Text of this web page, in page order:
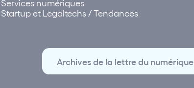
Services numériques
Startup et Legaltechs / Tendances
Archives de la lettre du numérique